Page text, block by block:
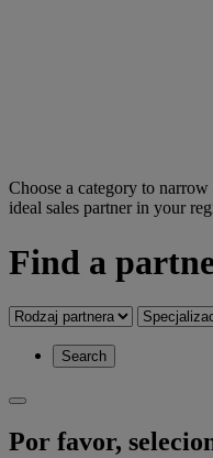
Choose a category to
ideal sales partner in your
Find a
Search
Por favor,